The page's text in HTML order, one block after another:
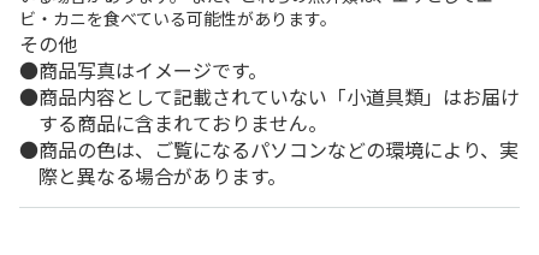
ビ・カニを食べている可能性があります。
その他
商品写真はイメージです。
商品内容として記載されていない「小道具類」はお届け
する商品に含まれておりません。
商品の色は、ご覧になるパソコンなどの環境により、実
際と異なる場合があります。